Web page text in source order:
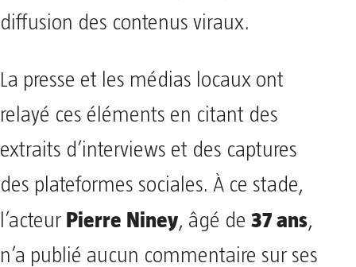
diffusion des contenus viraux.
La presse et les médias locaux ont
relayé ces éléments en citant des
extraits d’interviews et des captures
des plateformes sociales. À ce stade,
l’acteur Pierre Niney, âgé de 37 ans,
n’a publié aucun commentaire sur ses